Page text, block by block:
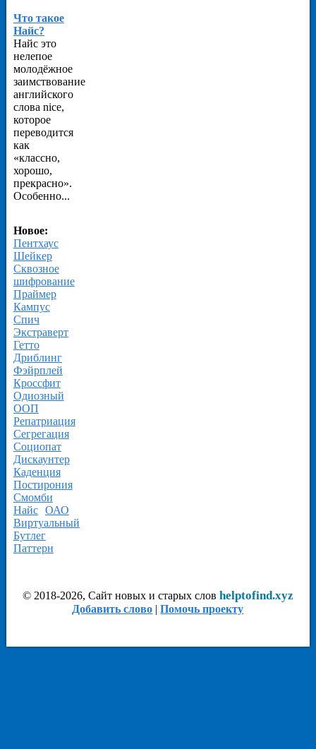
Что такое
Найс?
Найс это
нелепое
молодёжное
заимствование
английского
слова nice,
которое
переводится
как
«классно,
хорошо,
прекрасно».
Особенно...
Новое:
Пентхаус
Шейкер
Сквозное
шифрование
Праймер
Кампус
Спич
Экстраверт
Гетто
Дриблинг
Фэйрплей
Кроссфит
Одиозный
ООП
Репатриация
Сегрегация
Социопат
Дискаунтер
Каденция
Постирония
Смомби
Найс
ОАО
Виртуальный
Бутлег
Паттерн
© 2018-2026, Сайт новых и старых слов helptofind.xyz
Добавить слово |Помочь проекту